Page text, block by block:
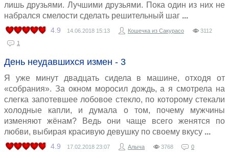
лишь друзьями. Лучшими друзьями. Пока один из них не
набрался смелости сделать решительный шаг
4.9 14.06.2018 15:13 Кошечка из Сакурасо
3112
1
День неудавшихся измен - 3
Я уже минут двадцать сидела в машине, отходя от
«собрания». За окном моросил дождь, а я смотрела на
слегка запотевшее лобовое стекло, по которому стекали
холодные капли, и думала о том, почему мужчины
изменяют жёнам? Ведь они чаще всего женятся по
любви, выбирая красивую девушку по своему вкусу
4.9 17.02.2018 23:07 Алыча 3768 0